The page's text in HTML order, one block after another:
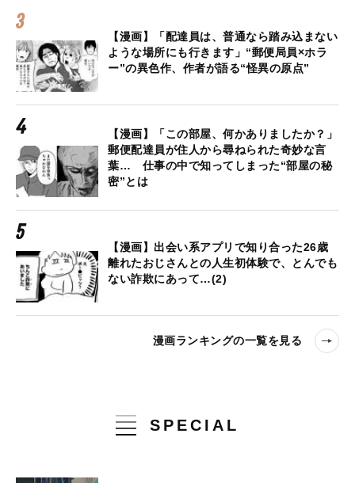
【漫画】「配達員は、普通なら踏み込まない
ような場所にも行きます」“郵便局員×ホラ
ー”の異色作、作者が語る“怪異の原点”
【漫画】「この部屋、何かありましたか？」
郵便配達員が住人から尋ねられた奇妙な言
葉… 仕事の中で知ってしまった“部屋の秘
密”とは
【漫画】出会い系アプリで知り合った26歳
離れたおじさんとの人生初体験で、とんでも
ない詐欺にあって…(2)
漫画ランキングの一覧を見る
SPECIAL